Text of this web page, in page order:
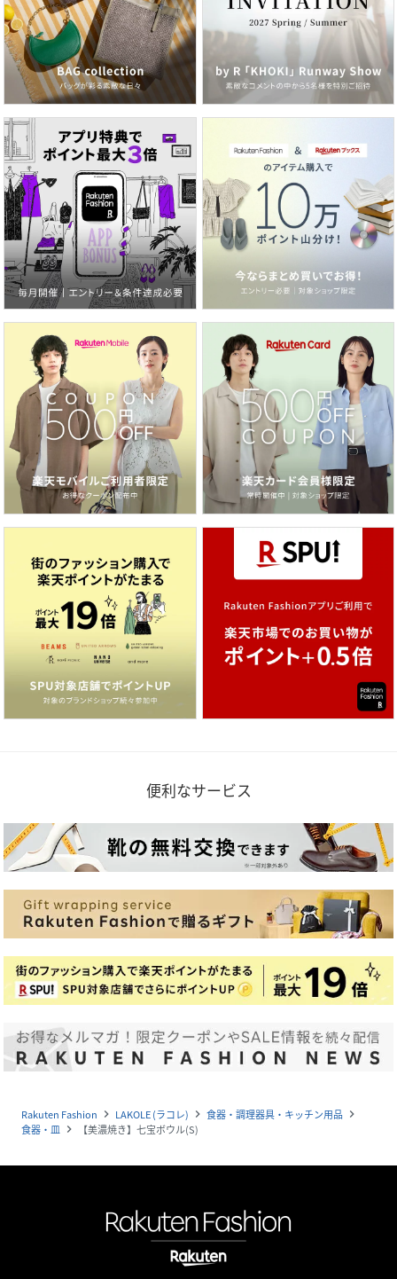
便利なサービス
Rakuten Fashion navigate_next LAKOLE (ラコレ) navigate_next 食器・調理器具・キッチン用品 navigate_next
食器・皿 navigate_next 【美濃焼き】七宝ボウル(S)